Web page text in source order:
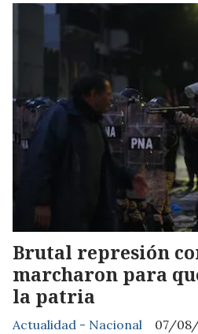
Brutal represión
marcharon para
la patria
Actualidad - Nacional 07/